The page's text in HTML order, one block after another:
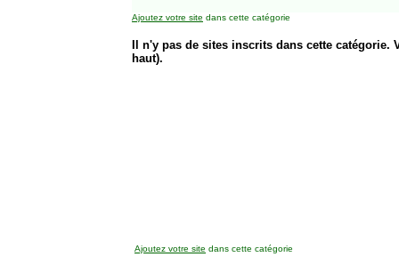
Ajoutez votre site dans cette catégorie
Il n'y pas de sites inscrits dans cette
haut).
Ajoutez votre site dans cette catégorie